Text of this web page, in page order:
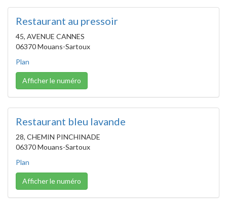
Restaurant au pressoir
45, AVENUE CANNES
06370 Mouans-Sartoux
Plan
Afficher le numéro
Restaurant bleu lavande
28, CHEMIN PINCHINADE
06370 Mouans-Sartoux
Plan
Afficher le numéro